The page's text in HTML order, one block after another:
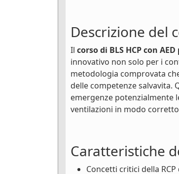
Descrizione del
Il corso di BLS HCP con
innovativo non solo per i
metodologia comprovata
delle competenze
emergenze potenzialmente
ventilazioni in modo
Caratteristiche
Concetti critici della